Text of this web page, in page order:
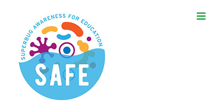
content